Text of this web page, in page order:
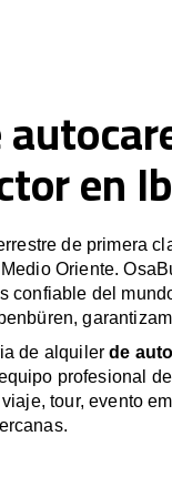
en
de primera
Oriente.
confiable del
de alquilerde
profesional
tour, evento